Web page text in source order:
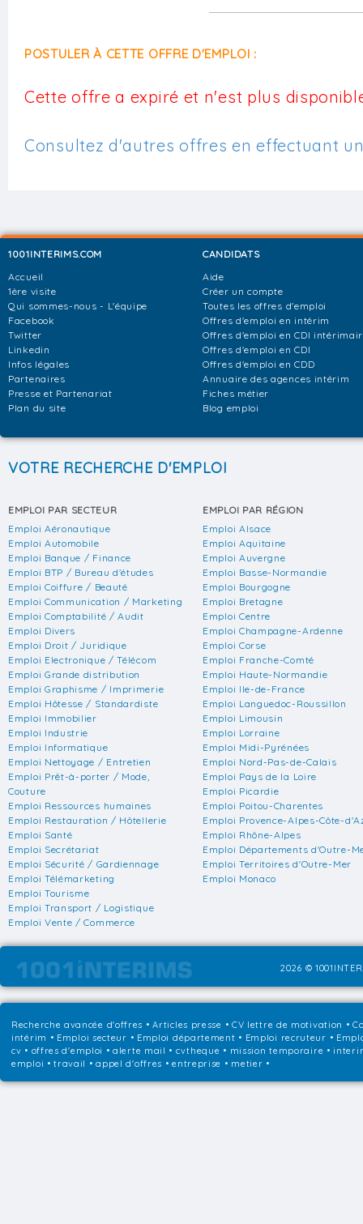
POSTULER À CETTE OFFRE D'EMPLOI :
Cette offre a expiré et n'est plus
Consultez d'autres offres en effectuant
1001INTERIMS.COM
Accueil
1ère visite
Qui sommes-nous - L'équipe
Facebook
Twitter
Linkedin
Infos légales
Partenaires
Presse et Partenariat
Plan du site
CANDIDATS
Aide
Créer un compte
Toutes les offres d'emploi
Offres d'emploi en intérim
Offres d'emploi en CDI
Offres d'emploi en CDI
Offres d'emploi en CDD
Annuaire des agences intérim
Fiches métier
Blog emploi
VOTRE RECHERCHE D'EMPLOI
EMPLOI PAR SECTEUR
Emploi Aéronautique
Emploi Automobile
Emploi Banque / Finance
Emploi BTP / Bureau d'études
Emploi Coiffure / Beauté
Emploi Communication / Marketing
Emploi Comptabilité / Audit
Emploi Divers
Emploi Droit / Juridique
Emploi Electronique / Télécom
Emploi Grande distribution
Emploi Graphisme / Imprimerie
Emploi Hôtesse / Standardiste
Emploi Immobilier
Emploi Industrie
Emploi Informatique
Emploi Nettoyage / Entretien
Emploi Prêt-à-porter / Mode,
Couture
Emploi Ressources humaines
Emploi Restauration / Hôtellerie
Emploi Santé
Emploi Secrétariat
Emploi Sécurité / Gardiennage
Emploi Télémarketing
Emploi Tourisme
Emploi Transport / Logistique
Emploi Vente / Commerce
EMPLOI PAR RÉGION
Emploi Alsace
Emploi Aquitaine
Emploi Auvergne
Emploi Basse-Normandie
Emploi Bourgogne
Emploi Bretagne
Emploi Centre
Emploi Champagne-Ardenne
Emploi Corse
Emploi Franche-Comté
Emploi Haute-Normandie
Emploi Ile-de-France
Emploi Languedoc-Roussillon
Emploi Limousin
Emploi Lorraine
Emploi Midi-Pyrénées
Emploi Nord-Pas-de-Calais
Emploi Pays de la Loire
Emploi Picardie
Emploi Poitou-Charentes
Emploi Provence-Alpes-Côte-
Emploi Rhône-Alpes
Emploi Départements d'Outre-
Emploi Territoires d'Outre-Mer
Emploi Monaco
2026 ©
Recherche avancée d'offres •Articles presse • CV lettre de motivation •
intérim • Emploi secteur • Emploi département • Emploi recruteur •
cv • offres d'emploi • alerte mail • cvtheque • mission temporaire •
emploi • travail • appel d'offres • entreprise • metier •